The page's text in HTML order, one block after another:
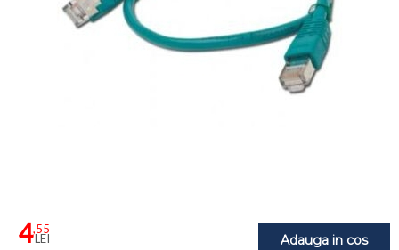
Adauga in cos
4,55
LEI